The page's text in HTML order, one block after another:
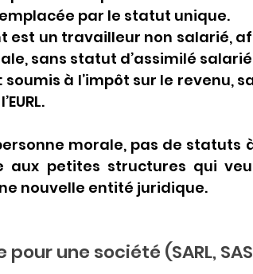
par le statut unique.
est un travailleur non salarié,
sans statut d’assimilé
: soumis à l’impôt sur le revenu,
morale, pas de statuts
aux petites structures qui
nouvelle entité juridique.
une société (SARL,